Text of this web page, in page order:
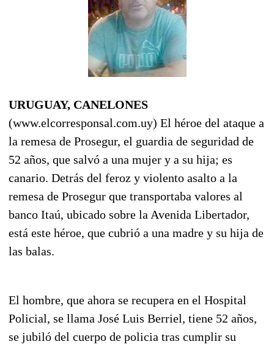
URUGUAY, CANELONES
(www.elcorresponsal.com.uy) El héroe del ataque a
la remesa de Prosegur, el guardia de seguridad de
52 años, que salvó a una mujer y a su hija; es
canario. Detrás del feroz y violento asalto a la
remesa de Prosegur que transportaba valores al
banco Itaú, ubicado sobre la Avenida Libertador,
está este héroe, que cubrió a una madre y su hija de
las balas.
El hombre, que ahora se recupera en el Hospital
Policial, se llama José Luis Berriel, tiene 52 años,
se jubiló del cuerpo de policia tras cumplir su